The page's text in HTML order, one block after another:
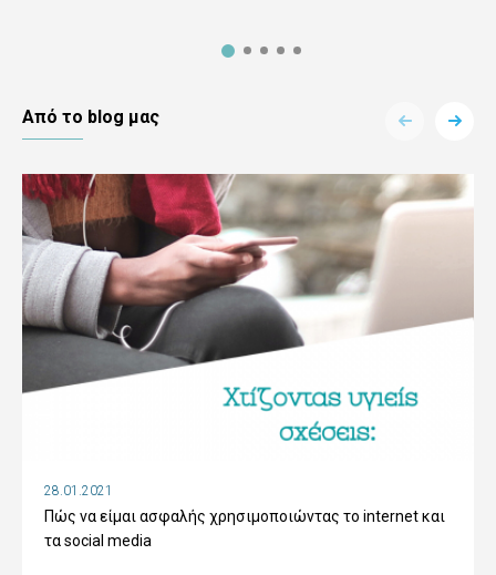
Aπό το blog μας
28.01.2021
Πώς να είμαι ασφαλής χρησιμοποιώντας το internet και
τα social media